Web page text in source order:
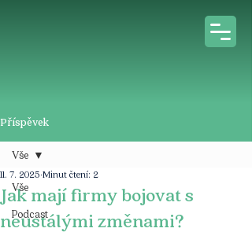
Příspěvek
Vše
Podcast
Vše
Jak mají firmy bojovat s
neustálými změnami?
11. 7. 2025 Minut čtení: 2